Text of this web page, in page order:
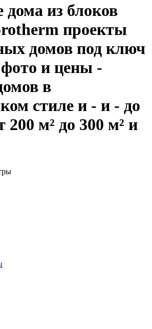
из блоков
проекты
домов под ключ
и цены -
в
стиле и - и - до
200 м² до 300 м² и